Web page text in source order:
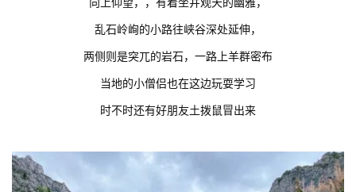
乱石岭峋的小路往峡谷深处延伸，
两侧则是突兀的岩石，一路上羊群密布
当地的小僧侣也在这边玩耍学习
时不时还有好朋友土拨鼠冒出来